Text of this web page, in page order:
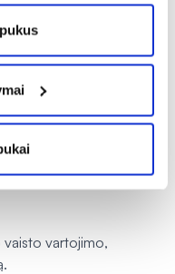
jas kiek
tinkamu laiku
Tačiau jei beveik
norint kompensuoti
vaisto vartojimo,